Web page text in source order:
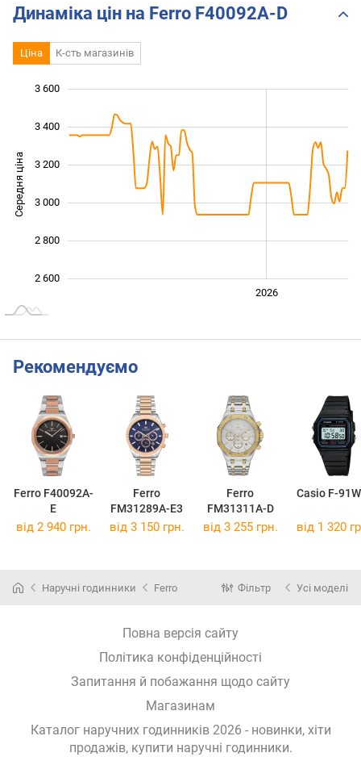
Динаміка цін на Ferro F40092A-D
Ціна К-сть магазинів
Середня ціна
2 600
2 800
3 000
3 200
3 400
3 600
2026
Рекомендуємо
Ferro F40092A-
E
Ferro
FM31289A-E3
Ferro
FM31311A-D
Casio F-
від 2 940 грн. від 3 150 грн. від 3 255 грн. від 1 320
Наручні годинники Ferro Фільтр Усі моделі
Повна версія сайту
Політика конфіденційності
Запитання й побажання щодо сайту
Магазинам
Каталог наручних годинників 2026 - новинки, хіти
продажів, купити наручні годинники.